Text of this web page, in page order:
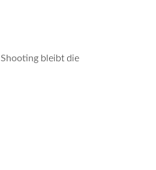
bleibt die